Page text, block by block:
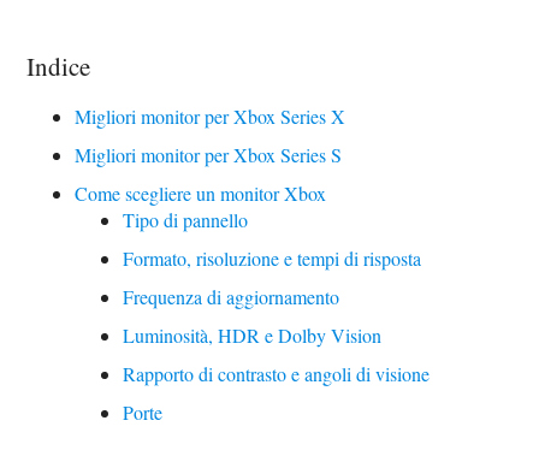
Indice
Migliori monitor per Xbox Series X
Migliori monitor per Xbox Series S
Come scegliere un monitor Xbox
Tipo di pannello
Formato, risoluzione e tempi di risposta
Frequenza di aggiornamento
Luminosità, HDR e Dolby Vision
Rapporto di contrasto e angoli di visione
Porte